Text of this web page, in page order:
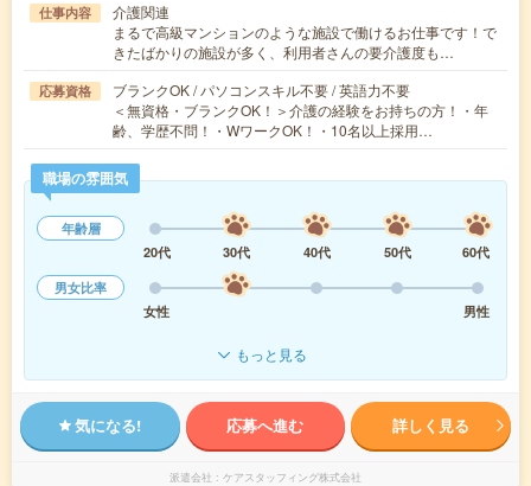
仕事内容
介護関連
まるで高級マンションのような施設で働けるお仕事です！で
きたばかりの施設が多く、利用者さんの要介護度も…
応募資格
ブランクOK / パソコンスキル不要 / 英語力不要
＜無資格・ブランクOK！＞介護の経験をお持ちの方！・年
齢、学歴不問！・WワークOK！・10名以上採用…
職場の雰囲気
年齢層
20代
30代 40代 50代
60代
男女比率
女性
男性
もっと見る
気になる! 応募へ進む 詳しく見る
派遣会社 ケアスタッフィング株式会社